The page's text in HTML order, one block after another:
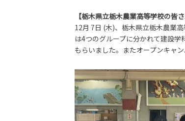
【栃木県立栃木農業高等学校の皆
12月 7日 (木)、栃木県立栃木農業
は4つのグループに分かれて建設
もらいました。またオープンキャ